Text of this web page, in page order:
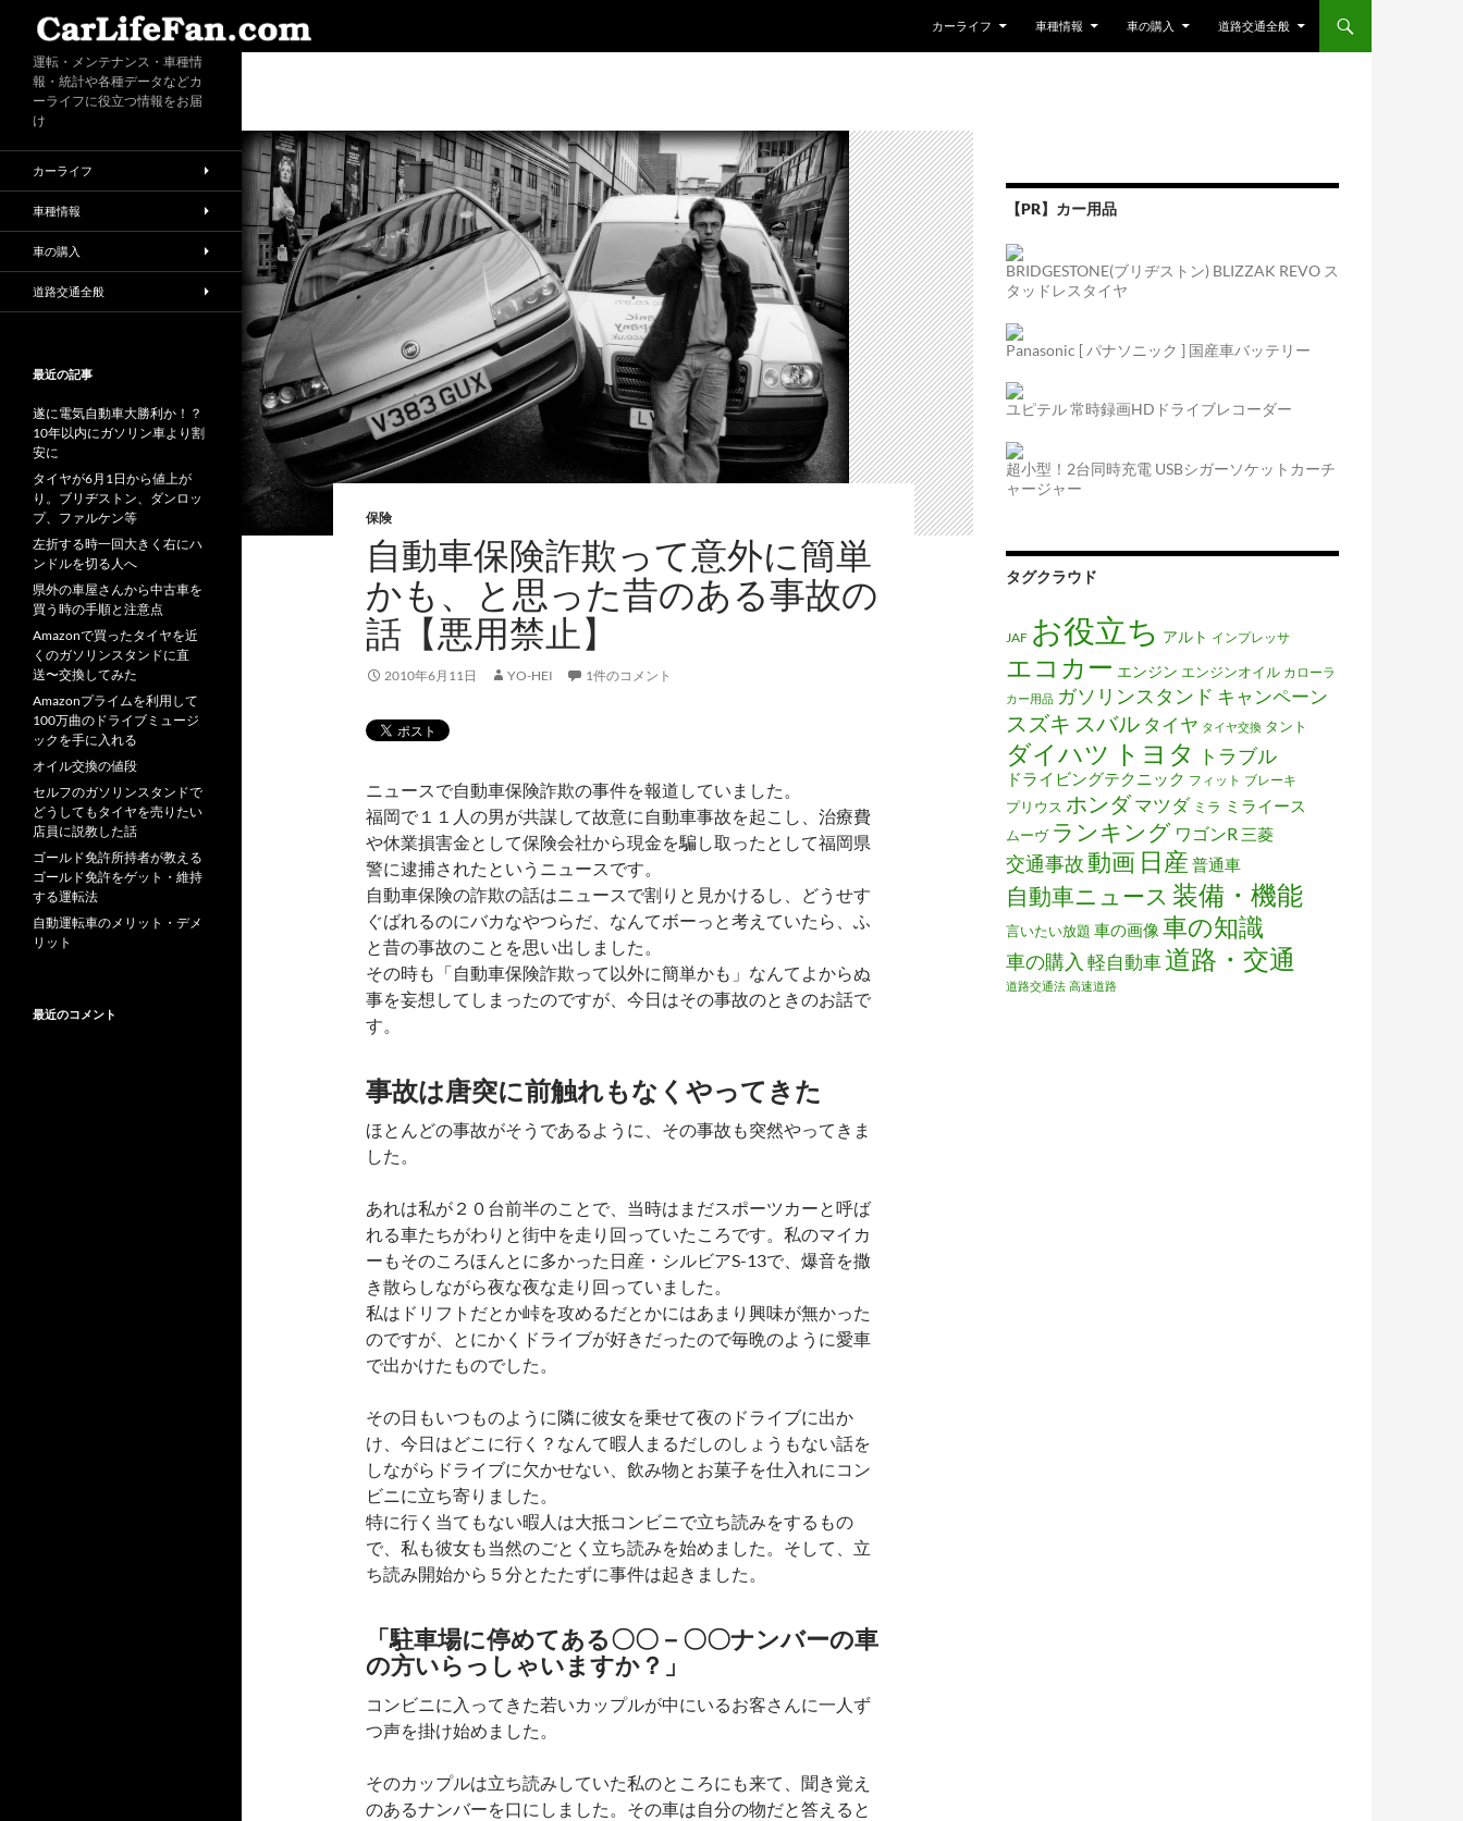
カーライフ
車種情報 車の購入 道路交通全般
保険
自動車保険詐欺って意外に簡単
かも、と思った昔のある事故の
話【悪用禁止】
2010年6月11日 YO-HEI 1件のコメント
ニュースで自動車保険詐欺の事件を報道していました。
福岡で１１人の男が共謀して故意に自動車事故を起こし、治療費
や休業損害金として保険会社から現金を騙し取ったとして福岡県
警に逮捕されたというニュースです。
自動車保険の詐欺の話はニュースで割りと見かけるし、どうせす
ぐばれるのにバカなやつらだ、なんてボーっと考えていたら、ふ
と昔の事故のことを思い出しました。
その時も「自動車保険詐欺って以外に簡単かも」なんてよからぬ
事を妄想してしまったのですが、今日はその事故のときのお話で
す。
事故は唐突に前触れもなくやってきた
ほとんどの事故がそうであるように、その事故も突然やってきま
した。
あれは私が２０台前半のことで、当時はまだスポーツカーと呼ば
れる車たちがわりと街中を走り回っていたころです。私のマイカ
ーもそのころほんとに多かった日産・シルビアS-13で、爆音を撒
き散らしながら夜な夜な走り回っていました。
私はドリフトだとか峠を攻めるだとかにはあまり興味が無かった
のですが、とにかくドライブが好きだったので毎晩のように愛車
で出かけたものでした。
その日もいつものように隣に彼女を乗せて夜のドライブに出か
け、今日はどこに行く？なんて暇人まるだしのしょうもない話を
しながらドライブに欠かせない、飲み物とお菓子を仕入れにコン
ビニに立ち寄りました。
特に行く当てもない暇人は大抵コンビニで立ち読みをするもの
で、私も彼女も当然のごとく立ち読みを始めました。そして、立
ち読み開始から５分とたたずに事件は起きました。
「駐車場に停めてある〇〇－〇〇ナンバーの車
の方いらっしゃいますか？」
コンビニに入ってきた若いカップルが中にいるお客さんに一人ず
つ声を掛け始めました。
そのカップルは立ち読みしていた私のところにも来て、聞き覚え
のあるナンバーを口にしました。その車は自分の物だと答えると
【PR】カー用品
BRIDGESTONE(ブリヂストン) BLIZZAK REVO ス
タッドレスタイヤ
Panasonic [ パナソニック ] 国産車バッテリー
ユピテル 常時録画HDドライブレコーダー
超小型！2台同時充電 USBシガーソケットカーチ
ャージャー
タグクラウド
JAF お役立ち アルト インプレッサ
エコカー エンジン エンジンオイル カローラ
カー用品 ガソリンスタンド キャンペーン
スズキ スバル タイヤ タイヤ交換 タント
ダイハツ トヨタ トラブル
ドライビングテクニック フィット ブレーキ
プリウス ホンダマツダ ミラ ミライース
ムーヴ ランキング ワゴンR 三菱
交通事故動画 日産 普通車
自動車ニュース 装備・機能
言いたい放題 車の画像 車の知識
車の購入 軽自動車道路・交通
道路交通法 高速道路
運転・メンテナンス・車種情
報・統計や各種データなどカ
ーライフに役立つ情報をお届
け
カーライフ
車種情報
車の購入
道路交通全般
最近の記事
遂に電気自動車大勝利か！？
10年以内にガソリン車より割
安に
タイヤが6月1日から値上が
り。ブリヂストン、ダンロッ
プ、ファルケン等
左折する時一回大きく右にハ
ンドルを切る人へ
県外の車屋さんから中古車を
買う時の手順と注意点
Amazonで買ったタイヤを近
くのガソリンスタンドに直
送〜交換してみた
Amazonプライムを利用して
100万曲のドライブミュージ
ックを手に入れる
オイル交換の値段
セルフのガソリンスタンドで
どうしてもタイヤを売りたい
店員に説教した話
ゴールド免許所持者が教える
ゴールド免許をゲット・維持
する運転法
自動運転車のメリット・デメ
リット
最近のコメント